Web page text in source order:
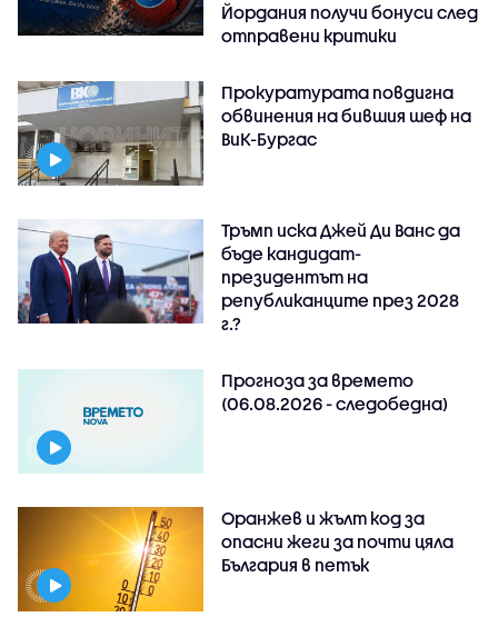
Йордания получи бонуси след
отправени критики
Прокуратурата повдигна
обвинения на бившия шеф на
ВиК-Бургас
Тръмп иска Джей Ди Ванс да
бъде кандидат-
президентът на
републиканците през 2028
г.?
Прогноза за времето
(06.08.2026 - следобедна)
Оранжев и жълт код за
опасни жеги за почти цяла
България в петък